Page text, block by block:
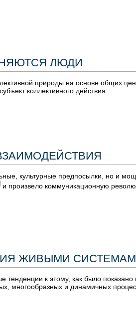
ЛЮДИ
природы на основе общих
коллективного действия.
культурные предпосылки, но и
и произвело коммуникационную
ЖИВЫМИ
к этому, как было показано
многообразных и динамичных